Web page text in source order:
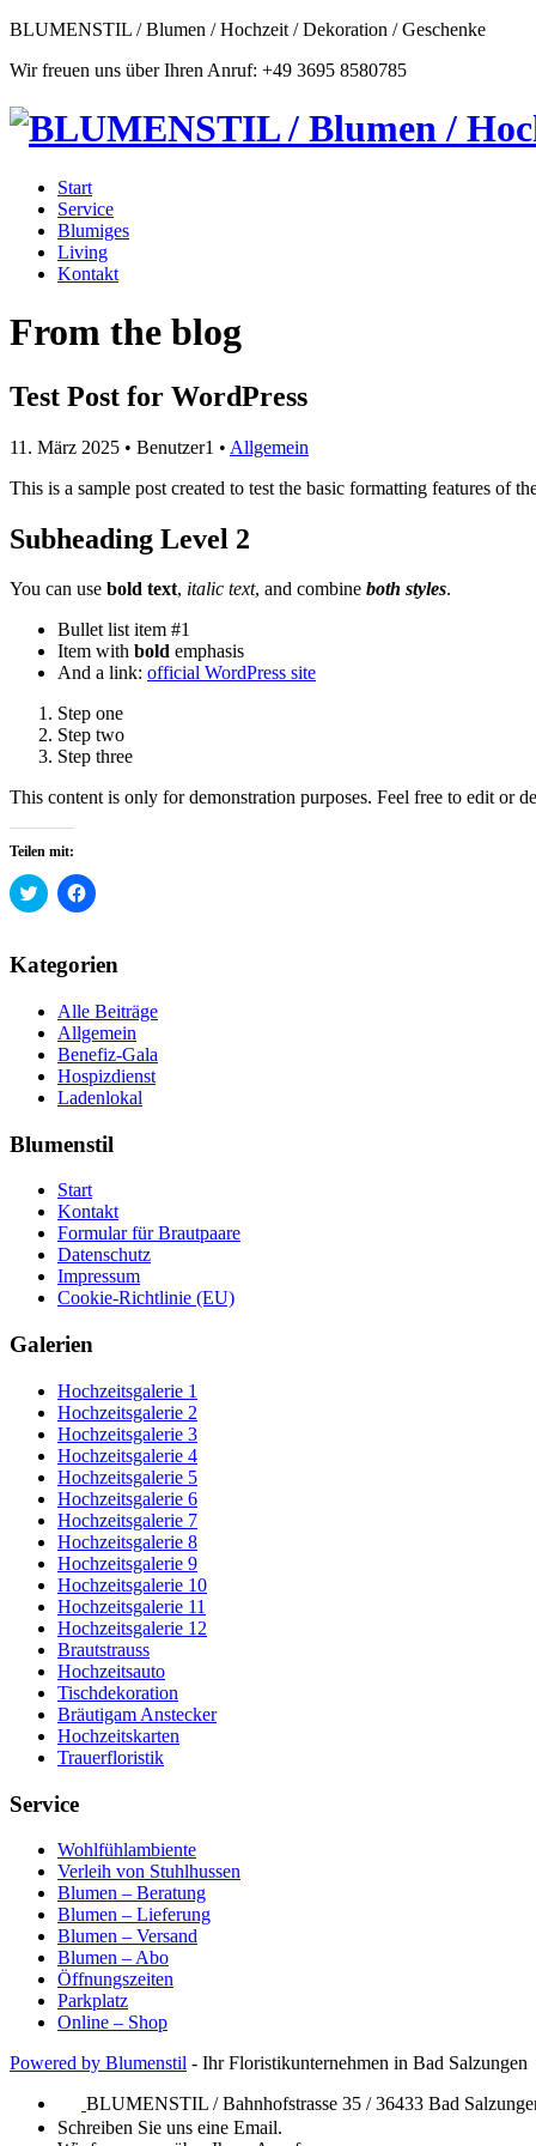
BLUMENSTIL / Blumen / Hochzeit / Dekoration / Geschenke
Wir freuen uns über Ihren Anruf: +49 3695 8580785
Start
Service
Blumiges
Living
Kontakt
From the blog
Test Post for WordPress
11. März 2025 • Benutzer1 • Allgemein
This is a sample post created to test the basic formatting features of
Subheading Level 2
You can use bold text, italic text, and combine both styles.
Bullet list item #1
Item with bold emphasis
And a link: official WordPress site
Step one
Step two
Step three
This content is only for demonstration purposes. Feel free to edit or
Teilen mit:
Klick,
um
teilen
(Wird
neuem
Fenster
geöffnet)
Klick,
um
zu
teilen
neuem
Fenster
geöffnet)
Kategorien
Alle Beiträge
Allgemein
Benefiz-Gala
Hospizdienst
Ladenlokal
Blumenstil
Start
Kontakt
Formular für Brautpaare
Datenschutz
Impressum
Cookie-Richtlinie (EU)
Galerien
Hochzeitsgalerie 1
Hochzeitsgalerie 2
Hochzeitsgalerie 3
Hochzeitsgalerie 4
Hochzeitsgalerie 5
Hochzeitsgalerie 6
Hochzeitsgalerie 7
Hochzeitsgalerie 8
Hochzeitsgalerie 9
Hochzeitsgalerie 10
Hochzeitsgalerie 11
Hochzeitsgalerie 12
Brautstrauss
Hochzeitsauto
Tischdekoration
Bräutigam Anstecker
Hochzeitskarten
Trauerfloristik
Service
Wohlfühlambiente
Verleih von Stuhlhussen
Blumen – Beratung
Blumen – Lieferung
Blumen – Versand
Blumen – Abo
Öffnungszeiten
Parkplatz
Online – Shop
Powered by Blumenstil - Ihr Floristikunternehmen in Bad Salzungen
BLUMENSTIL / Bahnhofstrasse 35 / 36433 Bad
Schreiben Sie uns eine Email.